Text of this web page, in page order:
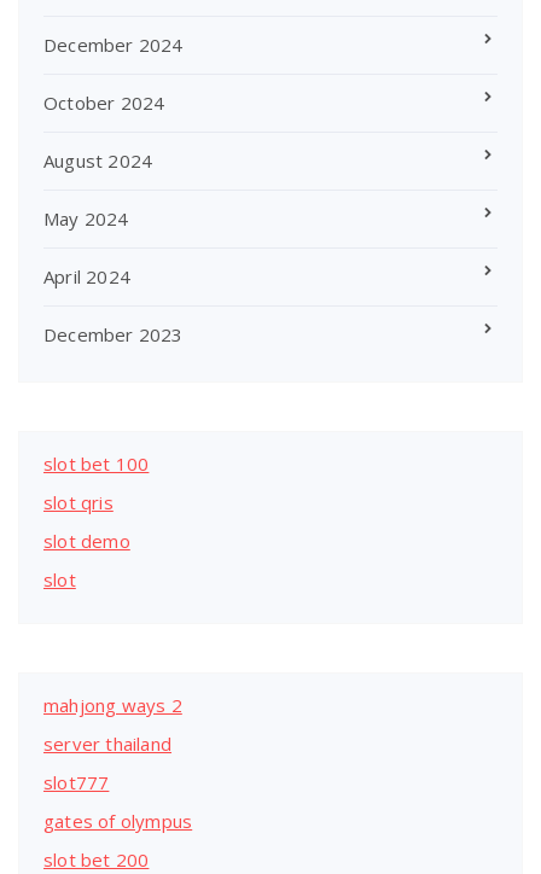
December 2024
October 2024
August 2024
May 2024
April 2024
December 2023
slot bet 100
slot qris
slot demo
slot
mahjong ways 2
server thailand
slot777
gates of olympus
slot bet 200